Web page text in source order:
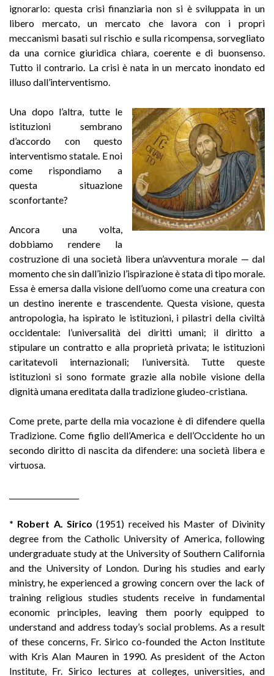
ignorarlo: questa crisi finanziaria non si è sviluppata in un
libero mercato, un mercato che lavora con i propri
meccanismi basati sul rischio e sulla ricompensa, sorvegliato
da una cornice giuridica chiara, coerente e di buonsenso.
Tutto il contrario. La crisi è nata in un mercato inondato ed
illuso dall’interventismo.
Una dopo l’altra, tutte le
istituzioni sembrano
d’accordo con questo
interventismo statale. E noi
come rispondiamo a
questa situazione
sconfortante?
Ancora una volta,
dobbiamo rendere la
costruzione di una società libera un’avventura morale — dal
momento che sin dall’inizio l’ispirazione è stata di tipo morale.
Essa è emersa dalla visione dell’uomo come una creatura con
un destino inerente e trascendente. Questa visione, questa
antropologia, ha ispirato le istituzioni, i pilastri della civiltà
occidentale: l’universalità dei diritti umani; il diritto a
stipulare un contratto e alla proprietà privata; le istituzioni
caritatevoli internazionali; l’università. Tutte queste
istituzioni si sono formate grazie alla nobile visione della
dignità umana ereditata dalla tradizione giudeo-cristiana.
Come prete, parte della mia vocazione è di difendere quella
Tradizione. Come figlio dell’America e dell’Occidente ho un
secondo diritto di nascita da difendere: una società libera e
virtuosa.
* Robert A. Sirico (1951) received his Master of Divinity
degree from the Catholic University of America, following
undergraduate study at the University of Southern California
and the University of London. During his studies and early
ministry, he experienced a growing concern over the lack of
training religious studies students receive in fundamental
economic principles, leaving them poorly equipped to
understand and address today’s social problems. As a result
of these concerns, Fr. Sirico co-founded the Acton Institute
with Kris Alan Mauren in 1990. As president of the Acton
Institute, Fr. Sirico lectures at colleges, universities, and